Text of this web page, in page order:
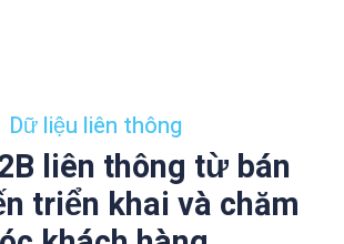
Dữ liệu liên thông
liên thông từ bán
triển khai và chăm